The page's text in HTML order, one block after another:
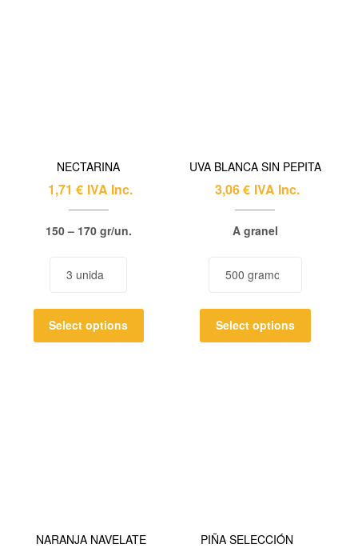
NECTARINA
1,71€ IVA Inc.
150 – 170 gr/un.
Select options
UVA BLANCA SIN PEPITA
3,06€ IVA Inc.
A granel
Select options
NARANJA NAVELATE PIÑA SELECCIÓN